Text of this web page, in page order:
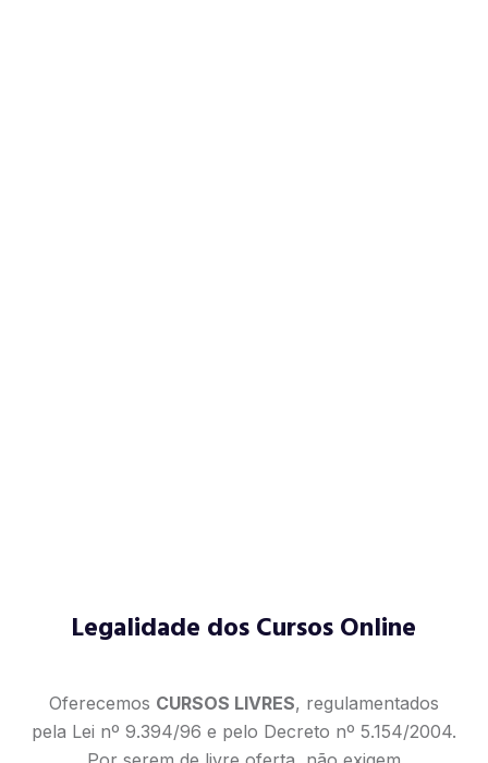
Legalidade dos Cursos Online
Oferecemos CURSOS LIVRES, regulamentados
pela Lei nº 9.394/96 e pelo Decreto nº 5.154/2004.